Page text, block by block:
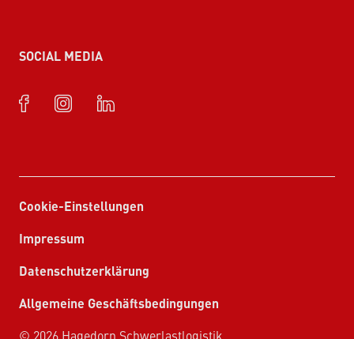
SOCIAL MEDIA
Cookie-Einstellungen
Impressum
Datenschutzerklärung
Allgemeine Geschäftsbedingungen
© 2026 Hagedorn Schwerlastlogistik